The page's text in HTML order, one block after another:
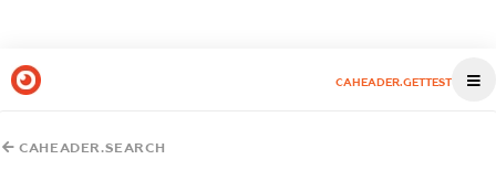
CAHEADER.GETTEST
CAHEADER.SEARCH